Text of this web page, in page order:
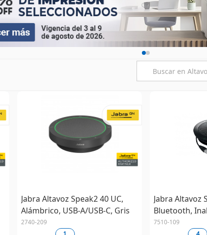
Jabra Altavoz Speak2 40 UC,
Alámbrico, USB-A/USB-C, Gris
2740-209
Jabra Altavoz
Bluetooth,
7510-109